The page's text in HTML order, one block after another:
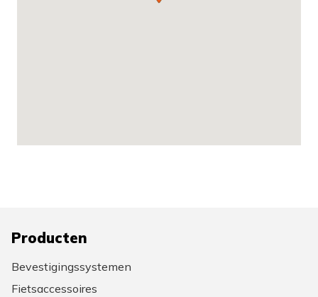
Producten
Bevestigingssystemen
Fietsaccessoires